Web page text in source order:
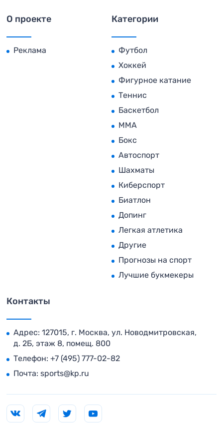
О проекте
Реклама
Категории
Футбол
Хоккей
Фигурное катание
Теннис
Баскетбол
MMA
Бокс
Автоспорт
Шахматы
Киберспорт
Биатлон
Допинг
Легкая атлетика
Другие
Прогнозы на спорт
Лучшие букмекеры
Контакты
Адрес: 127015, г. Москва, ул. Новодмитровская,
д. 2Б, этаж 8, помещ. 800
Телефон: +7 (495) 777-02-82
Почта: sports@kp.ru